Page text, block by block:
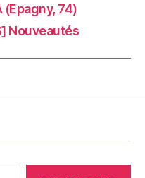
(Epagny, 74)
Nouveautés